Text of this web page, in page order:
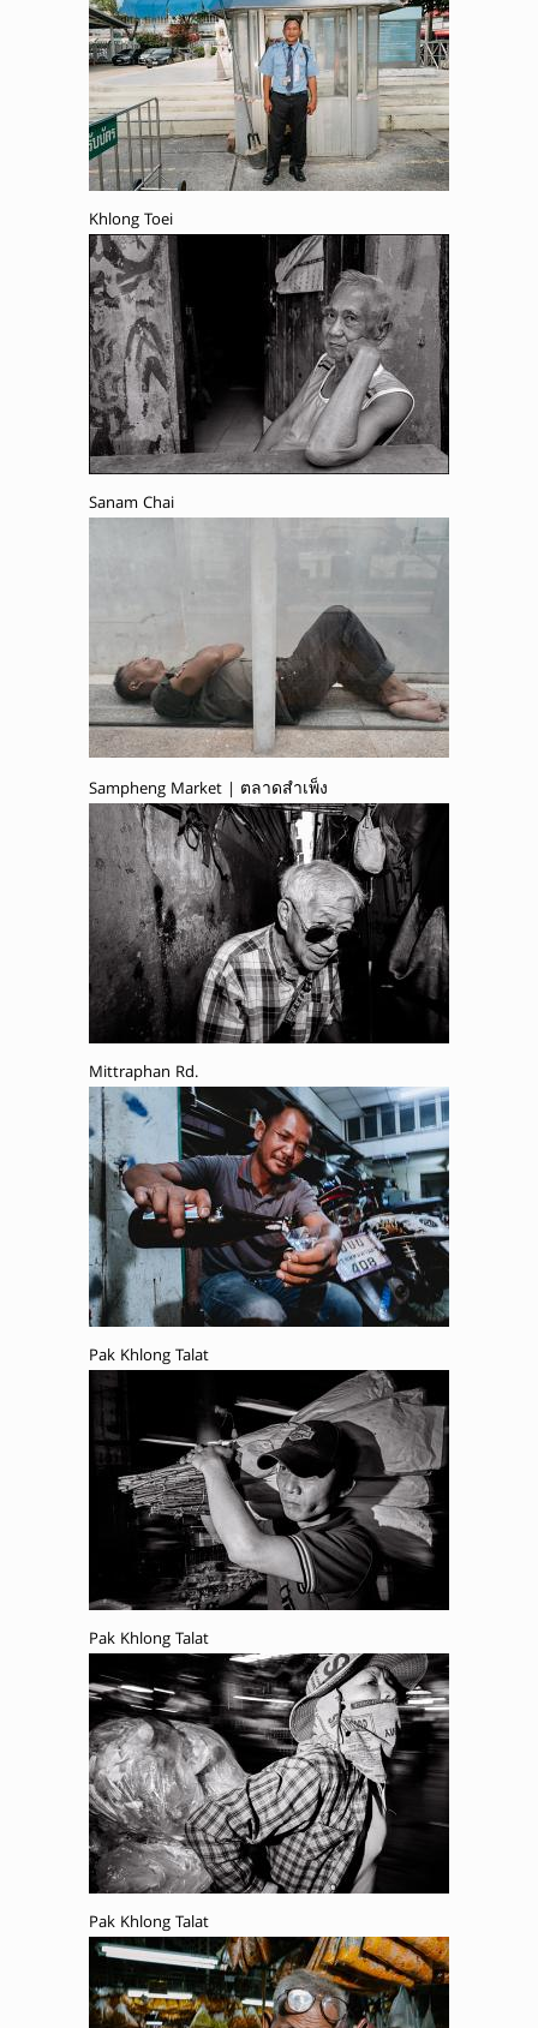
Khlong Toei
Sanam Chai
Sampheng Market | ตลาดสำเพ็ง
Mittraphan Rd.
Pak Khlong Talat
Pak Khlong Talat
Pak Khlong Talat